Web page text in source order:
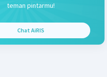
teman pintarmu!
Chat AiRIS